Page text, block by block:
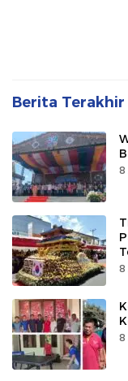
Berita Terakhir
8
8
8